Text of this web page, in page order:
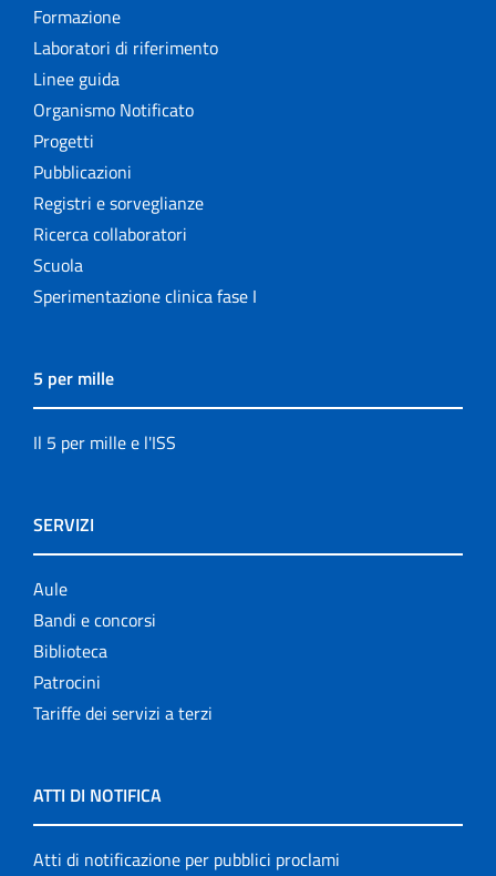
Formazione
Laboratori di riferimento
Linee guida
Organismo Notificato
Progetti
Pubblicazioni
Registri e sorveglianze
Ricerca collaboratori
Scuola
Sperimentazione clinica fase I
5 per mille
Il 5 per mille e l'ISS
SERVIZI
Aule
Bandi e concorsi
Biblioteca
Patrocini
Tariffe dei servizi a terzi
ATTI DI NOTIFICA
Atti di notificazione per pubblici proclami